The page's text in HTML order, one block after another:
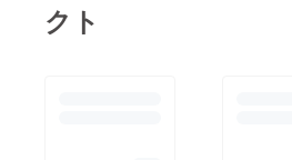
クト